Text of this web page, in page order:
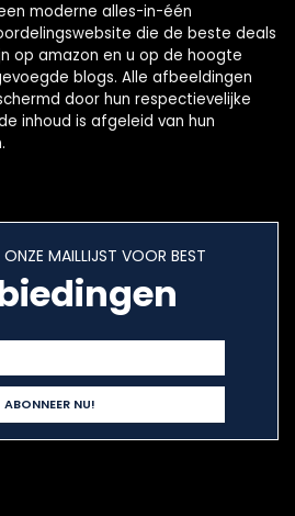
moderne alles-in-één
die de beste deals
op amazon en u op de hoogte
blogs. Alle afbeeldingen
door hun respectievelijke
inhoud is afgeleid van hun
MAILLIJST VOOR BEST